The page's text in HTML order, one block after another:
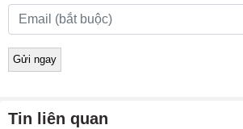
Tin liên quan